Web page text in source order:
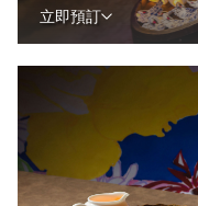
立即預訂